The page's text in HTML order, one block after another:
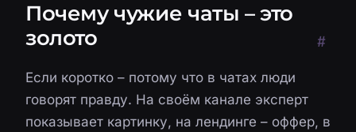
#
Почему чужие чаты – это
золото
Если коротко – потому что в чатах люди
говорят правду. На своём канале эксперт
показывает картинку, на лендинге – оффер, в